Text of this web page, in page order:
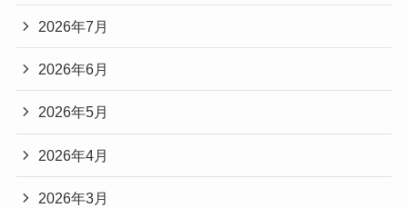
2026年7月
2026年6月
2026年5月
2026年4月
2026年3月